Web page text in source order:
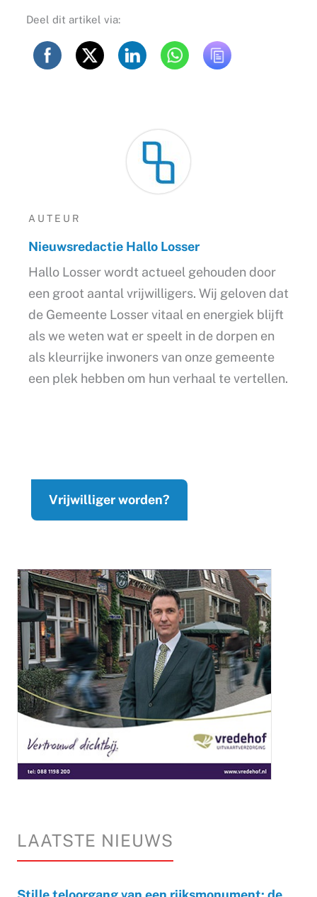
Deel dit artikel via:
AUTEUR
Nieuwsredactie Hallo Losser
Hallo Losser wordt actueel gehouden door
een groot aantal vrijwilligers. Wij geloven dat
de Gemeente Losser vitaal en energiek blijft
als we weten wat er speelt in de dorpen en
als kleurrijke inwoners van onze gemeente
een plek hebben om hun verhaal te vertellen.
Vrijwilliger worden?
LAATSTE NIEUWS